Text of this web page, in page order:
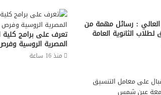
العالي : رسائل مهمة من
الثانوية العامة تعرف على برامج كلية
المصرية الروسية
منذ 16 ساعة